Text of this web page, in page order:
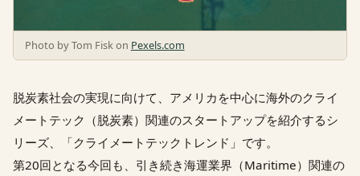
Photo by Tom Fisk on Pexels.com
脱炭素社会の実現に向けて、アメリカを中心に海外のクライ
メートテック（脱炭素）関連のスタートアップを紹介するシ
リーズ、「クライメートテックトレンド」です。
第20回となる今回も、引き続き海運業界（Maritime）関連の